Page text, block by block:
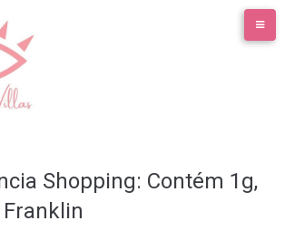
Shopping: Contém 1g,